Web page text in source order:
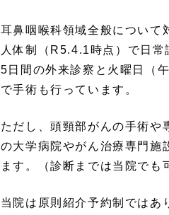
耳鼻咽喉科領域全般について
人体制（R5.4.1時点）で日常
5日間の外来診察と火曜日（
で手術も行っています。
ただし、頭頸部がんの手術や
の大学病院やがん治療専門施
ます。（診断までは当院でも
当院は原則紹介予約制ではあ